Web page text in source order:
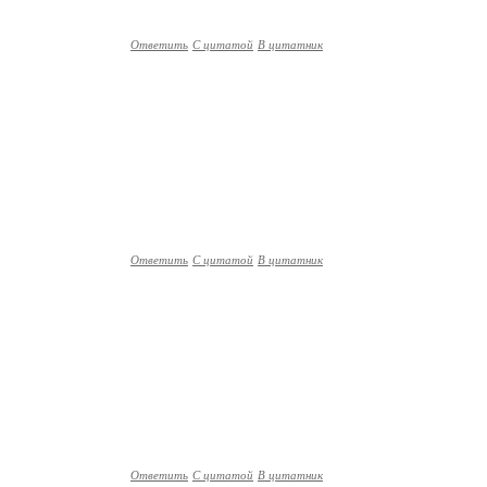
Ответить С цитатой В цитатник
Ответить С цитатой В цитатник
Ответить С цитатой В цитатник